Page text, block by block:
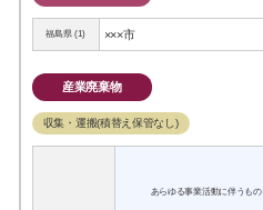
福島県 (1) ×××市
産業廃棄物
収集・運搬(積替え保管なし)
あらゆる事業活動に伴うもの